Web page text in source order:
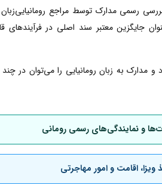
رسمی مدارک توسط مراجع
جایگزین معتبر سند اصلی در فرآیندهای
و مدارک به زبان رومانیایی را می‌توان در
و نمایندگی‌های رسمی رومانی
ویزا، اقامت و امور مهاجرتی